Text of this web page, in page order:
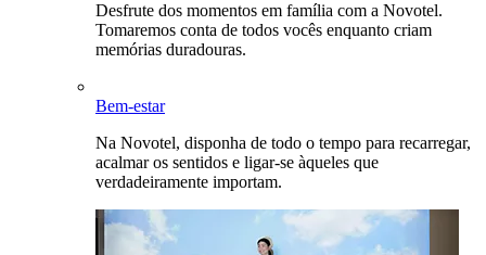
Desfrute dos momentos em família com a Novotel.
Tomaremos conta de todos vocês enquanto criam
memórias duradouras.
Bem-estar
Na Novotel, disponha de todo o tempo para recarregar,
acalmar os sentidos e ligar-se àqueles que
verdadeiramente importam.